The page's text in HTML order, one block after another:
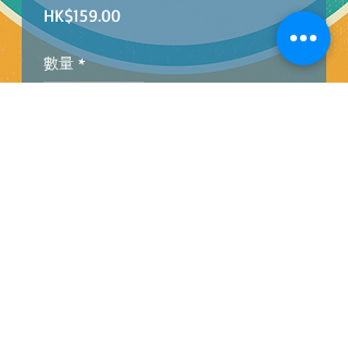
HK$159.00價
格
數量 *